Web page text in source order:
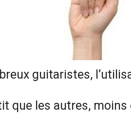
guitaristes,
que les autres,